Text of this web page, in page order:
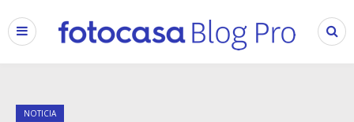
NOTICIA